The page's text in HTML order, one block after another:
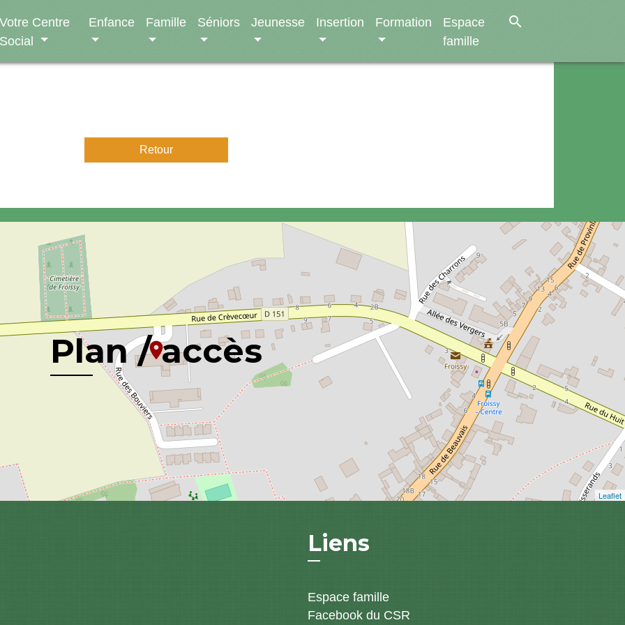
Votre Centre
Social
Enfance Famille Séniors Jeunesse Insertion Formation
Espace
famille
search
Retour
Plan / accès
location_on
Leaflet
Liens
Espace famille
Facebook du CSR